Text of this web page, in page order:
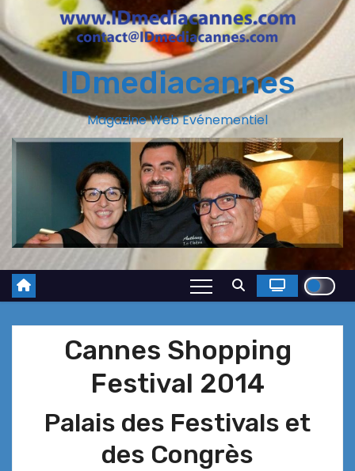
IDmediacannes
Magazine Web Evénementiel
Cannes Shopping
Festival 2014
Palais des Festivals et
des Congrès